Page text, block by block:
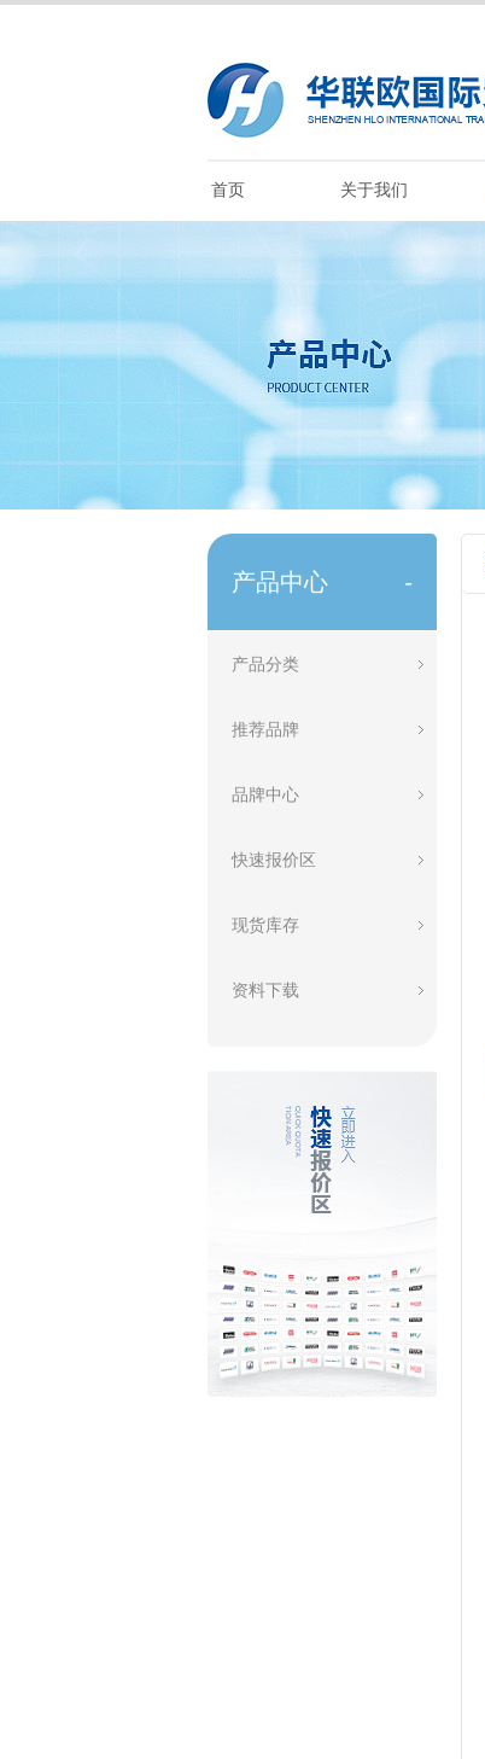
首页 关于我们
产品中心 -
产品分类
推荐品牌
品牌中心
快速报价区
现货库存
资料下载